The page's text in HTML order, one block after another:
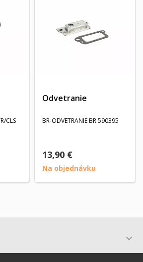
CLS
Odvetranie
BR-ODVETRANIE BR 590395
13,90 €
Na objednávku
